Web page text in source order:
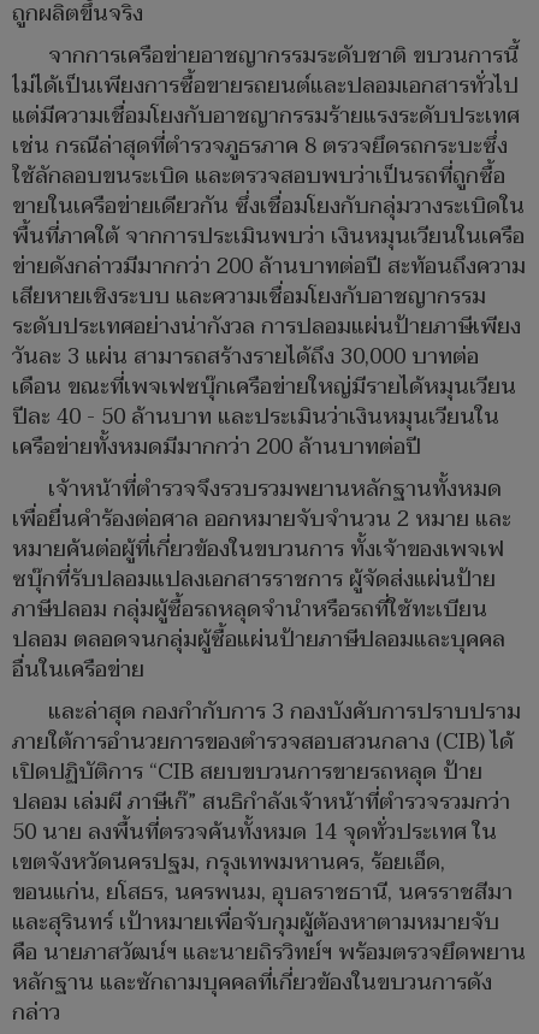
ถูกผลิตขึ้นจริง
จากการเครือข่ายอาชญากรรมระดับชาติ ขบวนการนี้
ไม่ได้เป็นเพียงการซื้อขายรถยนต์และปลอมเอกสารทั่วไป
แต่มีความเชื่อมโยงกับอาชญากรรมร้ายแรงระดับประเทศ
เช่น กรณีล่าสุดที่ตำรวจภูธรภาค 8 ตรวจยึดรถกระบะซึ่ง
ใช้ลักลอบขนระเบิด และตรวจสอบพบว่าเป็นรถที่ถูกซื้อ
ขายในเครือข่ายเดียวกัน ซึ่งเชื่อมโยงกับกลุ่มวางระเบิดใน
พื้นที่ภาคใต้ จากการประเมินพบว่า เงินหมุนเวียนในเครือ
ข่ายดังกล่าวมีมากกว่า 200 ล้านบาทต่อปี สะท้อนถึงความ
เสียหายเชิงระบบ และความเชื่อมโยงกับอาชญากรรม
ระดับประเทศอย่างน่ากังวล การปลอมแผ่นป้ายภาษีเพียง
วันละ 3 แผ่น สามารถสร้างรายได้ถึง 30,000 บาทต่อ
เดือน ขณะที่เพจเฟซบุ๊กเครือข่ายใหญ่มีรายได้หมุนเวียน
ปีละ 40 - 50 ล้านบาท และประเมินว่าเงินหมุนเวียนใน
เครือข่ายทั้งหมดมีมากกว่า 200 ล้านบาทต่อปี
เจ้าหน้าที่ตำรวจจึงรวบรวมพยานหลักฐานทั้งหมด
เพื่อยื่นคำร้องต่อศาล ออกหมายจับจำนวน 2 หมาย และ
หมายค้นต่อผู้ที่เกี่ยวข้องในขบวนการ ทั้งเจ้าของเพจเฟ
ซบุ๊กที่รับปลอมแปลงเอกสารราชการ ผู้จัดส่งแผ่นป้าย
ภาษีปลอม กลุ่มผู้ซื้อรถหลุดจำนำหรือรถที่ใช้ทะเบียน
ปลอม ตลอดจนกลุ่มผู้ซื้อแผ่นป้ายภาษีปลอมและบุคคล
อื่นในเครือข่าย
และล่าสุด กองกำกับการ 3 กองบังคับการปราบปราม
ภายใต้การอำนวยการของตำรวจสอบสวนกลาง (CIB) ได้
เปิดปฏิบัติการ “CIB สยบขบวนการขายรถหลุด ป้าย
ปลอม เล่มผี ภาษีเก๊” สนธิกำลังเจ้าหน้าที่ตำรวจรวมกว่า
50 นาย ลงพื้นที่ตรวจค้นทั้งหมด 14 จุดทั่วประเทศ ใน
เขตจังหวัดนครปฐม, กรุงเทพมหานคร, ร้อยเอ็ด,
ขอนแก่น, ยโสธร, นครพนม, อุบลราชธานี, นครราชสีมา
และสุรินทร์ เป้าหมายเพื่อจับกุมผู้ต้องหาตามหมายจับ
คือ นายภาสวัฒน์ฯ และนายถิรวิทย์ฯ พร้อมตรวจยึดพยาน
หลักฐาน และซักถามบุคคลที่เกี่ยวข้องในขบวนการดัง
กล่าว